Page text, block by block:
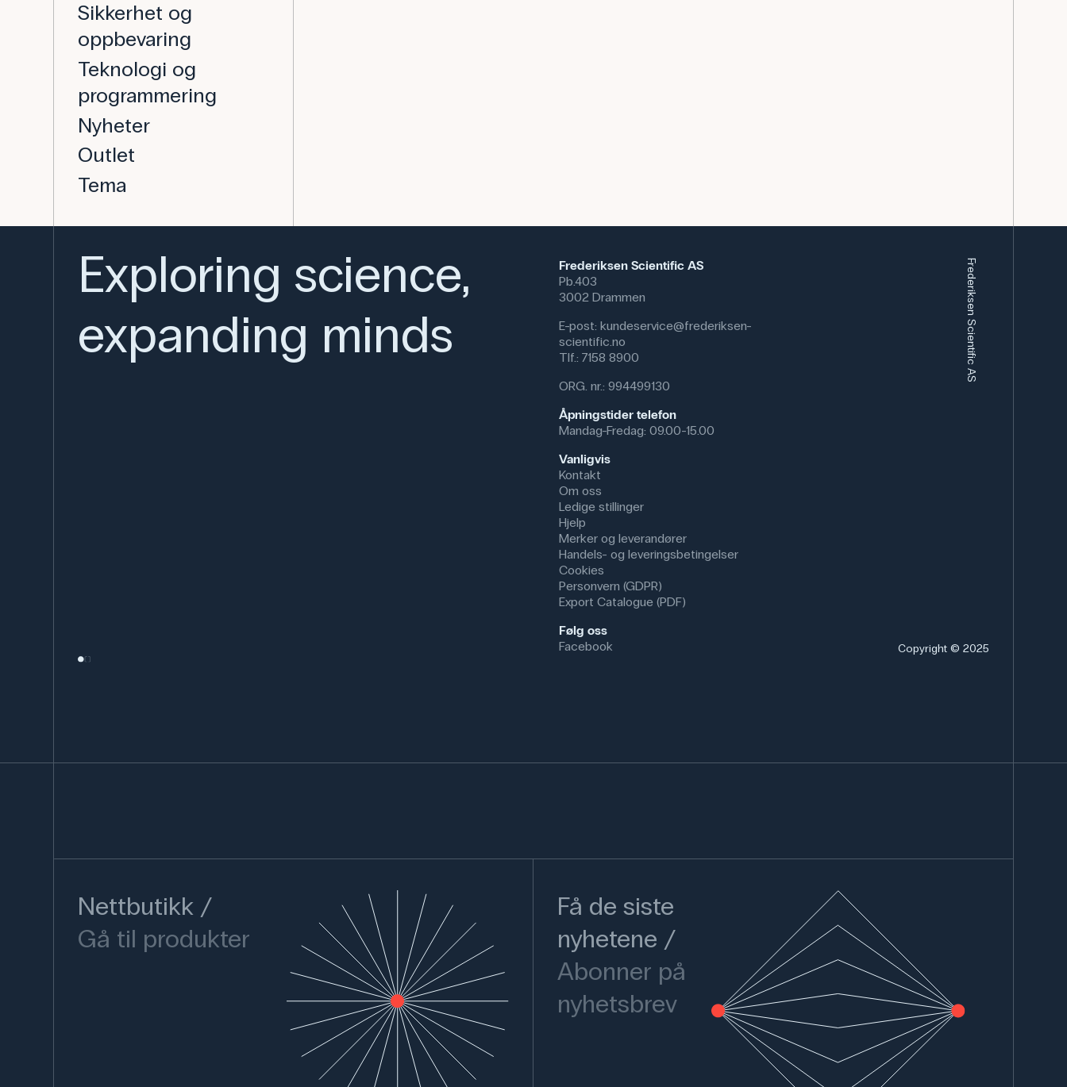
Sikkerhet og
oppbevaring
Teknologi og
programmering
Nyheter
Outlet
Tema
Exploring science,
expanding minds
Frederiksen Scientific AS
Pb.403
3002 Drammen
E-post: kundeservice@frederiksen-
scientific.no
Tlf.: 7158 8900
ORG. nr.: 994499130
Åpningstider telefon
Mandag-Fredag: 09.00-15.00
Vanligvis
Kontakt
Om oss
Ledige stillinger
Hjelp
Merker og leverandører
Handels- og leveringsbetingelser
Cookies
Personvern (GDPR)
Export Catalogue (PDF)
Følg oss
Facebook
Frederiksen Scientific AS
Copyright © 2025
Nettbutikk
Gå til produkter
Få de siste
nyhetene
Abonner på
nyhetsbrev